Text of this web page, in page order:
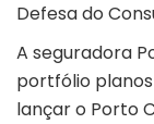
Defesa do
A seguradora
portfólio
lançar o Porto